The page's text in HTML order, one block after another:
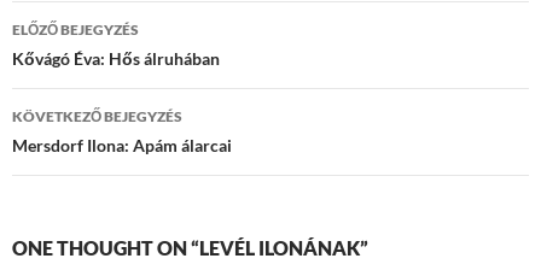
Bejegyzések
navigációja
ELŐZŐ BEJEGYZÉS
Kővágó Éva: Hős álruhában
KÖVETKEZŐ BEJEGYZÉS
Mersdorf Ilona: Apám álarcai
ONE THOUGHT ON “LEVÉL ILONÁNAK”